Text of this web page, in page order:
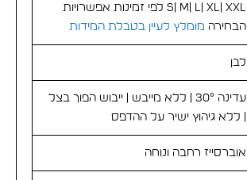
S| M| L| XL| XXL לפי זמינות אפשרויות
הבחירה מומלץ לעיין בטבלת המידות
לבן
עדינה 30° | ללא מייבש | ייבוש הפוך בצל
| ללא גיהוץ ישיר על ההדפס
אוברסייז רחבה ונוחה